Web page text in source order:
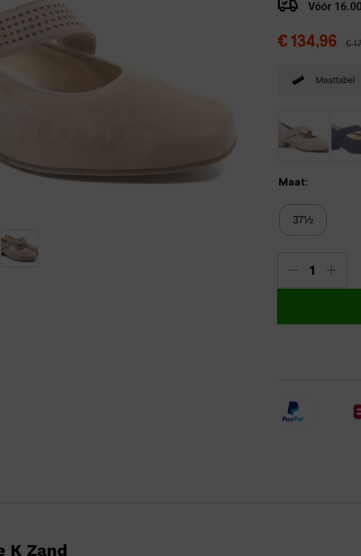
Pantoffels
Lowa
Meindl
Vóór
€ 134,96 €
Maattabel
Maat:
37½
K Zand